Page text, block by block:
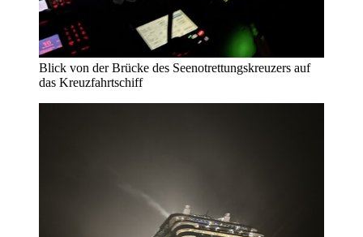
Blick von der Brücke des Seenotrettungskreuzers auf
das Kreuzfahrtschiff